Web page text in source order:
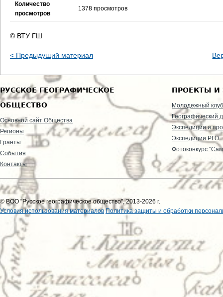
Количество
просмотров
1378 просмотров
© ВТУ ГШ
< Предыдущий материал
РУССКОЕ ГЕОГРАФИЧЕСКОЕ
ОБЩЕСТВО
Основной сайт Общества
Регионы
Гранты
События
Контакты
ПРОЕКТЫ И
Молодежный клуб
Географический
Экспедиции и
Экспедиции РГО
Фотоконкурс
© ВОО "Русское географическое общество", 2013-2026 г.
Условия использования материалов Политика защиты и обработки